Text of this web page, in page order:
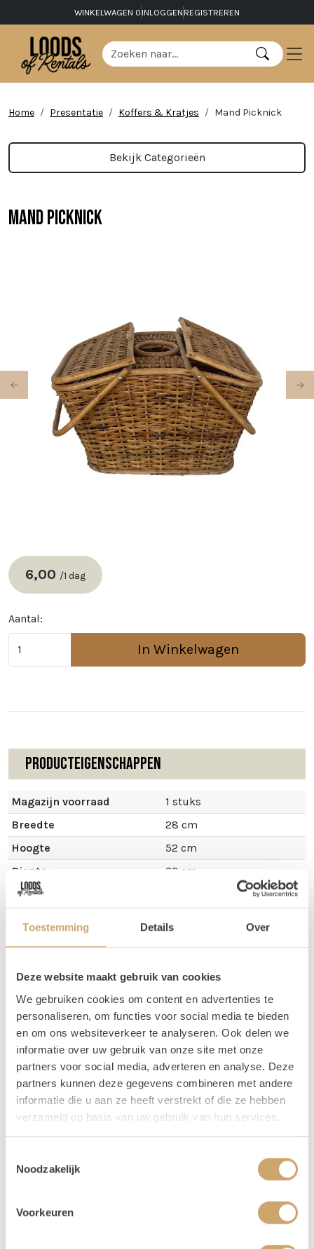
Toestemming Details Over
Deze website maakt gebruik van cookies
We gebruiken cookies om content en advertenties te
personaliseren, om functies voor social media te bieden
en om ons websiteverkeer te analyseren. Ook delen we
informatie over uw gebruik van onze site met onze
partners voor social media, adverteren en analyse. Deze
partners kunnen deze gegevens combineren met andere
informatie die u aan ze heeft verstrekt of die ze hebben
verzameld op basis van uw gebruik van hun services.
Noodzakelijk
Voorkeuren
WINKELWAGEN 0 INLOGGEN REGISTREREN
Home Presentatie Koffers & Kratjes Mand Picknick
Bekijk Categorieën
Mand Picknick
6,00 /1 dag
Aantal:
In Winkelwagen
Previous
Producteigenschappen
Magazijn voorraad
1 stuks
Breedte
28 cm
Hoogte
52 cm
Diepte
33 cm
Omschrijving
Leuke mand met twee vakken voor eten en andere
benodigdheden en een vak voor iets als een fles water,
wijn of champagne!
Verhuur - Hoe werkt het? In het kort..
Onze prijzen zijn voor 3 dagen. De ophaaldag, de gebruiksdag en de
terugbreng dag.
Bij het bestellen: Voer alleen de dagen in waarop je het gebruikt. Trouw
je op 25 april, voer dan 2 keer 25 april in. Duurt jouw event 3 dagen, vul
dan 25-27 april in.
De dag voor je event kun je de items ophalen of laten bezorgen. De dag
na je event mag het weer terugbrengen, of halen wij het voor je op! Valt